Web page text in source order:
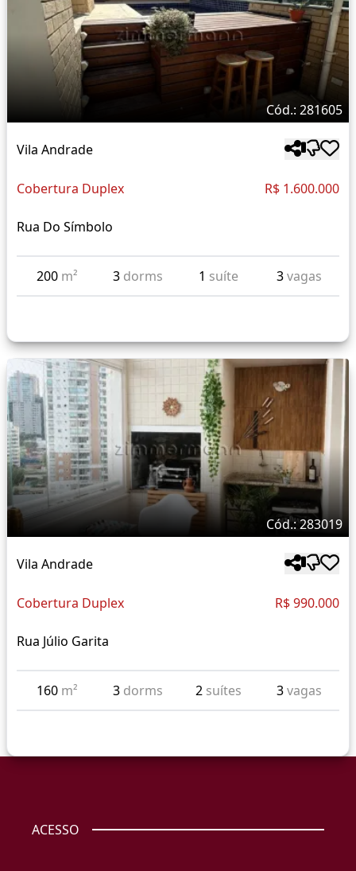
Cód.: 281605
Vila Andrade
Cobertura Duplex R$ 1.600.000
Rua Do Símbolo
200 m² 3 dorms 1 suíte 3vagas
Cód.: 283019
Vila Andrade
Cobertura Duplex R$ 990.000
Rua Júlio Garita
160 m² 3 dorms 2 suítes 3vagas
ACESSO